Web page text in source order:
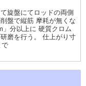
旋盤にてロッドの両側
盤で縦筋 摩耗が無くな
」分以上に 硬質クロム
磨を行う。 仕上がり寸
で